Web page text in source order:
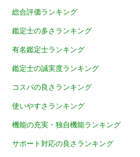
総合評価ランキング
鑑定士の多さランキング
有名鑑定士ランキング
鑑定士の誠実度ランキング
コスパの良さランキング
使いやすさランキング
機能の充実・独自機能ランキング
サポート対応の良さランキング